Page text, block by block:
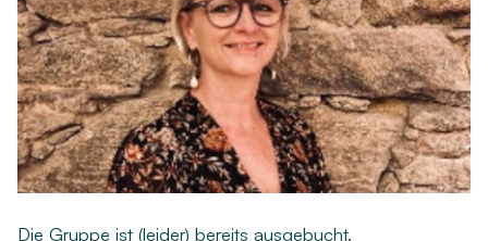
Die Gruppe ist (leider) bereits ausgebucht.